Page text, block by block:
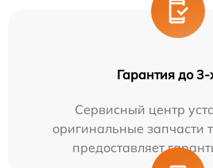
Гарантия до 3-
Сервисный центр
оригинальные запчасти
предоставляет